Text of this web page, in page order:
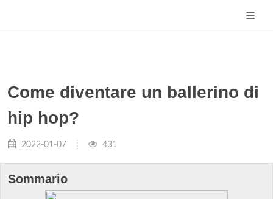
Come diventare un ballerino di
hip hop?
2022-01-07 431
Sommario